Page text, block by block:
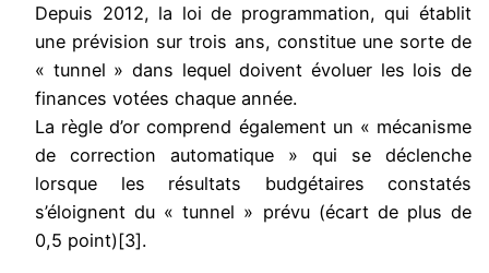
Depuis 2012, la loi de programmation, qui établit
une prévision sur trois ans, constitue une sorte de
« tunnel » dans lequel doivent évoluer les lois de
finances votées chaque année.
La règle d’or comprend également un « mécanisme
de correction automatique » qui se déclenche
lorsque les résultats budgétaires constatés
s’éloignent du « tunnel » prévu (écart de plus de
0,5 point)[3].